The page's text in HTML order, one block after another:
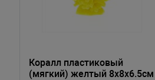
Коралл пластиковый
(мягкий) желтый 8x8x6.5см